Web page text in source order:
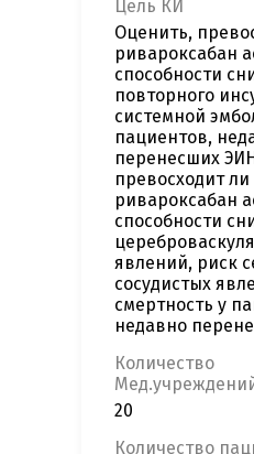
Цель КИ
Оценить,
ривароксабан
способности
повторного
системной
пациентов,
перенесших
превосходит ли
ривароксабан
способности
явлений, риск
сосудистых
смертность у
недавно
Количество
20
Количество